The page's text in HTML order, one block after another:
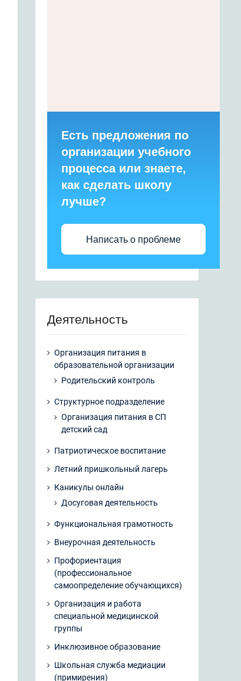
Есть предложения по
организации учебного
процесса или знаете,
как сделать школу
лучше?
Написать о проблеме
Деятельность
Организация питания в
образовательной организации
Родительский контроль
Структурное подразделение
Организация питания в СП
детский сад
Патриотическое воспитание
Летний пришкольный лагерь
Каникулы онлайн
Досуговая деятельность
Функциональная грамотность
Внеурочная деятельность
Профориентация
(профессиональное
самоопределение обучающихся)
Организация и работа
специальной медицинской
группы
Инклюзивное образование
Школьная служба медиации
(примирения)